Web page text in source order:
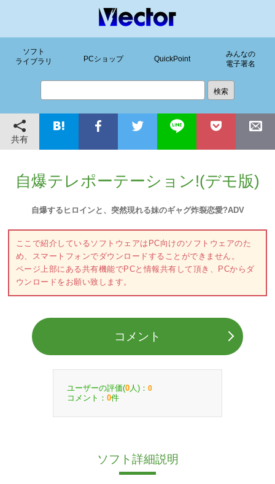
ソフト
ライブラリ
PCショップ QuickPoint
みんなの
電子署名
共有
自爆テレポーテーション!(デモ版)
自爆するヒロインと、突然現れる妹のギャグ炸裂恋愛?ADV
ここで紹介しているソフトウェアはPC向けのソフトウェアのた
め、スマートフォンでダウンロードすることができません。
ページ上部にある共有機能でPCと情報共有して頂き、PCからダ
ウンロードをお願い致します。
コメント
ユーザーの評価(0 人)： 0
コメント： 0件
ソフト詳細説明